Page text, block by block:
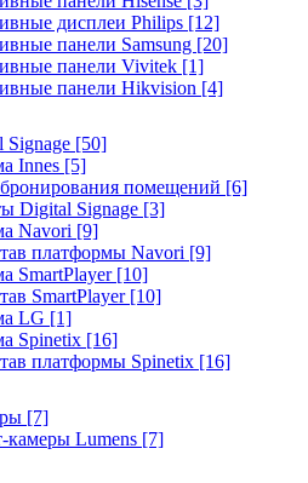
дисплеи Philips [12]
панели Samsung [20]
панели Vivitek [1]
панели Hikvision [4]
[50]
Innes [5]
помещений [6]
Digital Signage [3]
Navori [9]
платформы Navori [9]
SmartPlayer [10]
SmartPlayer [10]
LG [1]
Spinetix [16]
платформы Spinetix [16]
[7]
камеры Lumens [7]